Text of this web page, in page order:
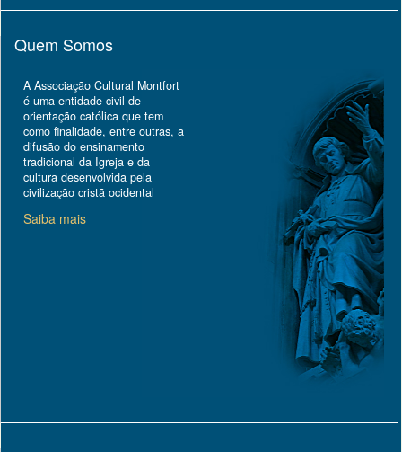
Quem Somos
A Associação Cultural Montfort
é uma entidade civil de
orientação católica que tem
como finalidade, entre outras, a
difusão do ensinamento
tradicional da Igreja e da
cultura desenvolvida pela
civilização cristã ocidental
Saiba mais